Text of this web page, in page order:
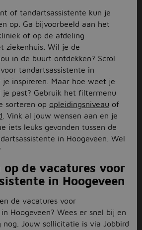
of tandartsassistente kun je
op. Ga bijvoorbeeld aan het
of op de afdeling
ziekenhuis. Wil je de
in de buurt ontdekken? Scrol
tandartsassistente in
je inspireren. Maar hoe weet je
je past? Gebruik het filtermenu
sorteren op opleidingsniveau of
. Vink al jouw wensen aan en je
iets leuks gevonden tussen de
in Hoogeveen. Wel
op de vacatures voor
in Hoogeveen
de vacatures voor
Hoogeveen? Wees er snel bij en
nog. Jouw sollicitatie is via Jobbird